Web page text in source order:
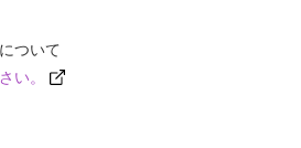
ついて
い。